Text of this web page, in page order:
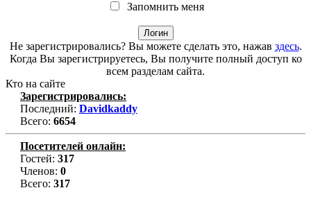
Запомнить меня
Не зарегистрировались? Вы можете сделать это, нажав здесь.
Когда Вы зарегистрируетесь, Вы получите полный доступ ко
всем разделам сайта.
Кто на сайте
Зарегистрировались:
Последний: Davidkaddy
Всего: 6654
Посетителей онлайн:
Гостей: 317
Членов: 0
Всего: 317